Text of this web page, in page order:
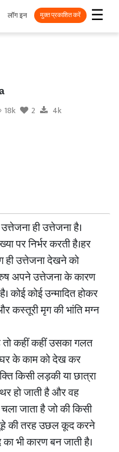
☰
लॉग इन मुक्त प्रकाशित करें
18k 2 4k
ही उत्तेजना है।
पर निर्भर करती है।हर
उत्तेजना देखने को
अपने उत्तेजना के कारण
कोई कोई उन्मादित होकर
मृग की भांति मग्न
तो कहीं कहीं उसका गलत
के काम को देख कर
किसी लड़की या छात्रा
हो जाती है और वह
जाता है जो की किसी
की तरह उछल कूद करने
भी कारण बन जाती है।